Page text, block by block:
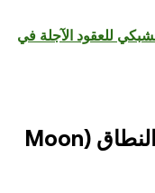
للعقود الآجلة في
ما هو البوت الشبكي واسع النطاق (Moon